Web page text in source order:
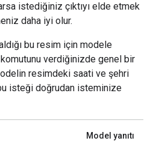
istediğiniz çıktıyı elde etmek
daha iyi olur.
bu resim için modele
komutunu verdiğinizde genel bir
resimdeki saati ve şehri
isteği doğrudan isteminize
Model yanıtı